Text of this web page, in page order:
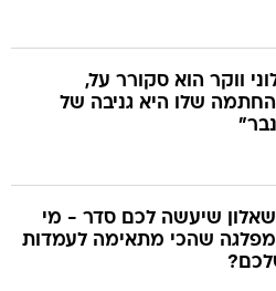
ווקר הוא סקורר על,
שלו היא גניבה של
שיעשה לכם סדר - מי
שהכי מתאימה לעמדות